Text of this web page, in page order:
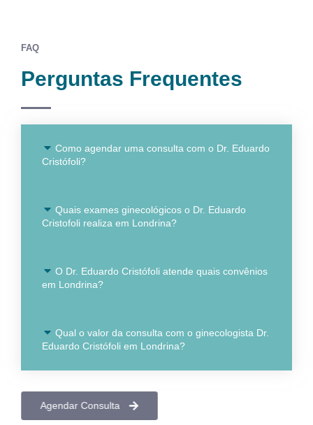
FAQ
Perguntas Frequentes
Como agendar uma consulta com o Dr. Eduardo
Cristófoli?
Quais exames ginecológicos o Dr. Eduardo
Cristofoli realiza em Londrina?
O Dr. Eduardo Cristófoli atende quais convênios
em Londrina?
Qual o valor da consulta com o ginecologista Dr.
Eduardo Cristófoli em Londrina?
Agendar Consulta